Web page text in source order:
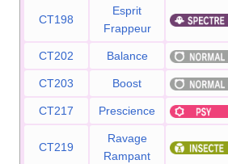
CT198
Esprit
Frappeur
CT202 Balance
CT203 Boost
CT217 Prescience
CT219
Ravage
Rampant